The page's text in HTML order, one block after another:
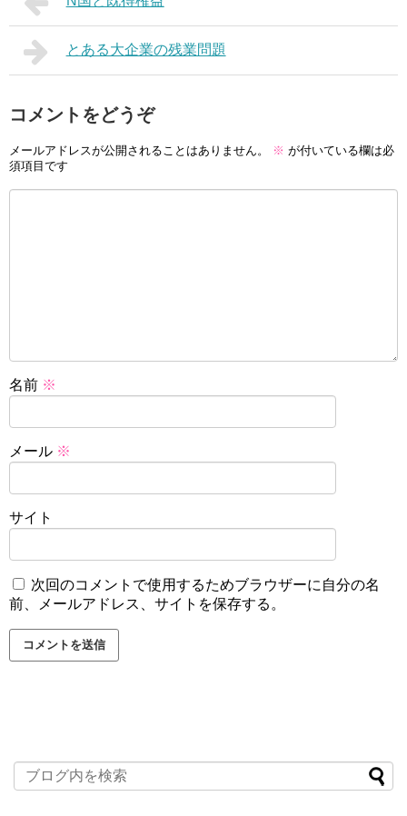
とある大企業の残業問題
コメントをどうぞ
メールアドレスが公開されることはありません。 ※ が付いている欄は必
須項目です
名前 ※
メール ※
サイト
次回のコメントで使用するためブラウザーに自分の名
前、メールアドレス、サイトを保存する。